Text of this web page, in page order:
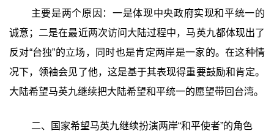
主要是两个原因：一是体现中央政府实现和平统一的
诚意；二是在最近两次访问大陆过程中，马英九都体现出了
反对“台独”的立场，同时也是肯定两岸是一家的。在这种情
况下，领袖会见了他，这是基于其表现得重要鼓励和肯定。
大陆希望马英九继续把大陆希望和平统一的愿望带回台湾。
二、国家希望马英九继续扮演两岸“和平使者”的角色